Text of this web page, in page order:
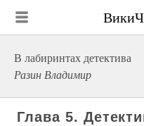
В лабиринтах детектива
Разин Владимир
Глава 5.